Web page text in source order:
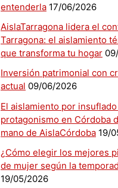
entenderla 17/06/2026
AislaTarragona lidera el
Tarragona: el aislamiento
que transforma tu hogar
Inversión patrimonial con
actual 09/06/2026
El aislamiento por
protagonismo en Córdoba
mano de AislaCórdoba 19/
¿Cómo elegir los mejores
de mujer según la
19/05/2026